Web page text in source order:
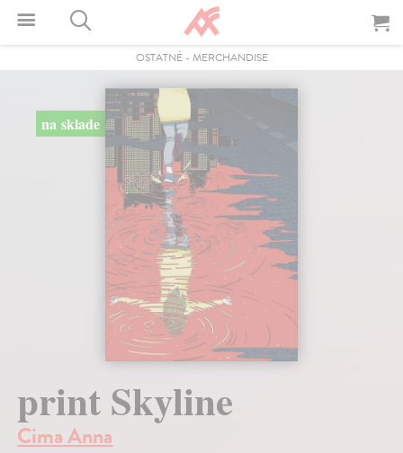
OSTATNÉ- MERCHANDISE
na sklade
print Skyline
Cima Anna